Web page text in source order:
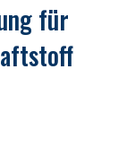
für